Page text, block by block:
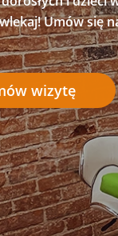
Umów się
wizytę